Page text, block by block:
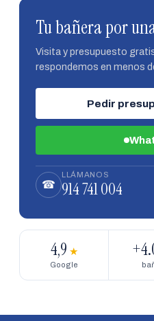
Tu bañera por
Visita y presupuesto
respondemos en menos
Pedir
☎
LLÁMANOS
914 741 004
4,9 ★
Google